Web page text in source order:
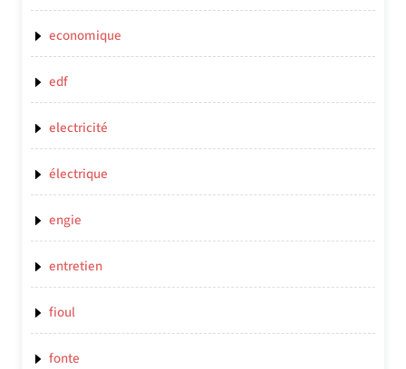
economique
edf
electricité
électrique
engie
entretien
fioul
fonte